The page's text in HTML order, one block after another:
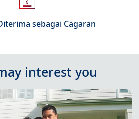
sebagai Cagaran
interest you